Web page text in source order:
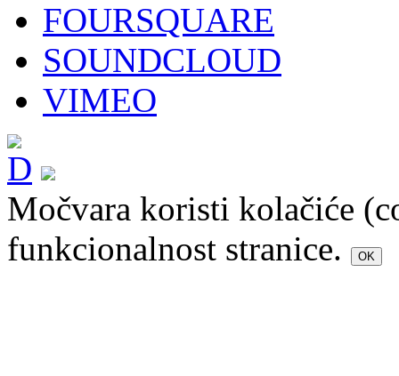
FOURSQUARE
SOUNDCLOUD
VIMEO
Močvara koristi kolačiće
funkcionalnost stranice.
OK